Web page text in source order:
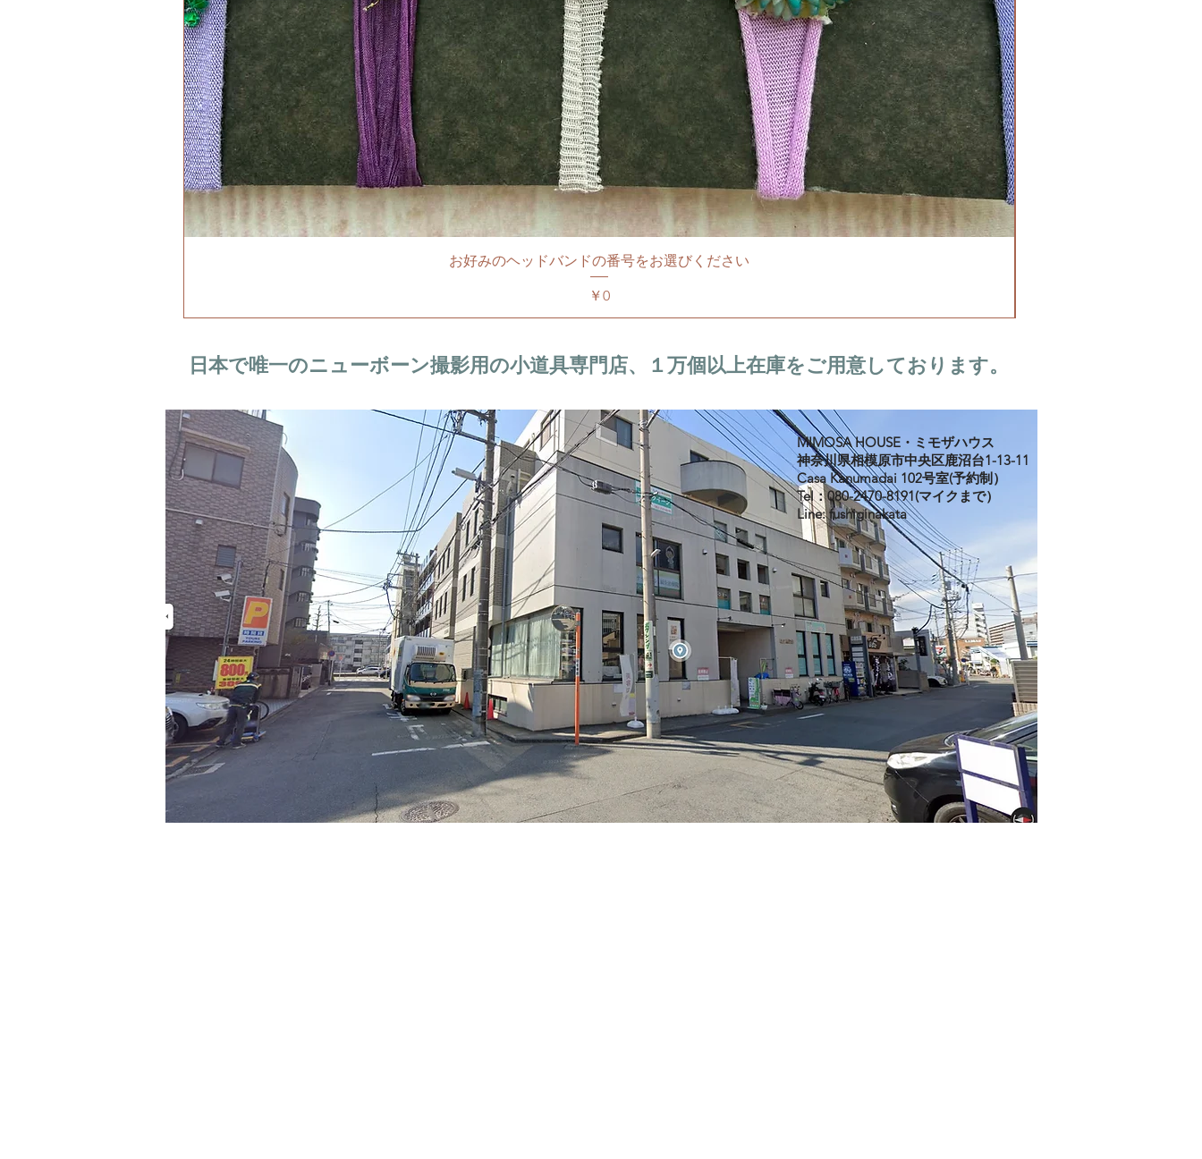
お好みのヘッドバンドの番号をお選びください
価格
￥0
日本で唯一のニューボーン撮影用の小道具専門店、１万個以上在庫をご用意しております。
MIMOSA HOUSE・ミモザハウス
神奈川県相模原市中央区鹿沼台1-13-11
Casa Kanumadai 102号室(予約制）
Tel：080-2470-8191(マイクまで）
Line: fushiginakata